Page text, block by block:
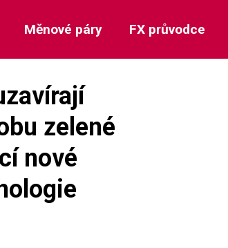
Měnové páry FX průvodce
zelené
nové